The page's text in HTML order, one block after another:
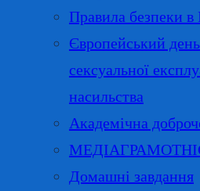
Правила безпеки в
Європейський день
сексуальної
насильства
Академічна
Домашні завдання